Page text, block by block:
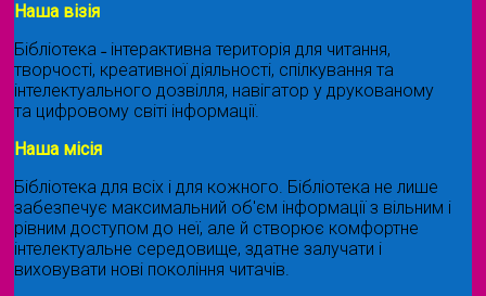
Наша візія
Бібліотека ˗ інтерактивна територія для читання,
творчості, креативної діяльності, спілкування та
інтелектуального дозвілля, навігатор у друкованому
та цифровому світі інформації.
Наша місія
Бібліотека для всіх і для кожного. Бібліотека не лише
забезпечує максимальний об'єм інформації з вільним і
рівним доступом до неї, але й створює комфортне
інтелектуальне середовище, здатне залучати і
виховувати нові покоління читачів.